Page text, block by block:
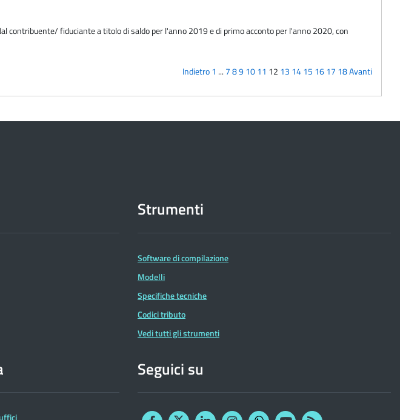
fiduciante a titolo di saldo per l'anno 2019 e di primo acconto per l'anno 2020, con
Indietro1 ... 7891011 12 13 1415 1617 18Avanti
Strumenti
Software di compilazione
Modelli
Specifiche tecniche
Codici tributo
Vedi tutti gli strumenti
Seguici su